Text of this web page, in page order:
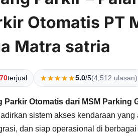
Otomatis PT
Matra satria
terjual ★★★★★
★★★★★5.0/5(4,512 ulasan)
Parkir Otomatis dari MSM Parking
sistem akses kendaraan yang
dan siap operasional di berbagai